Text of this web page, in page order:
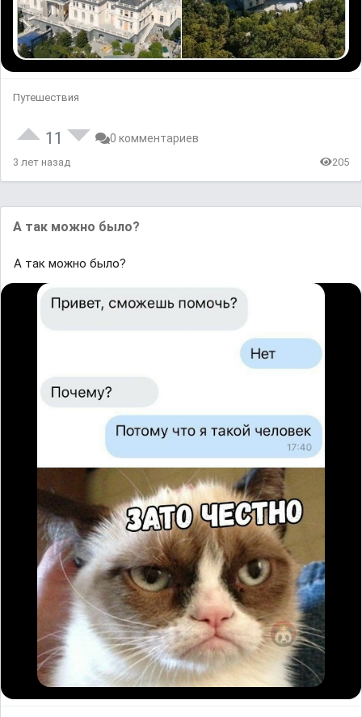
Путешествия
11 0 комментариев
3 лет назад 205
А так можно было?
А так можно было?